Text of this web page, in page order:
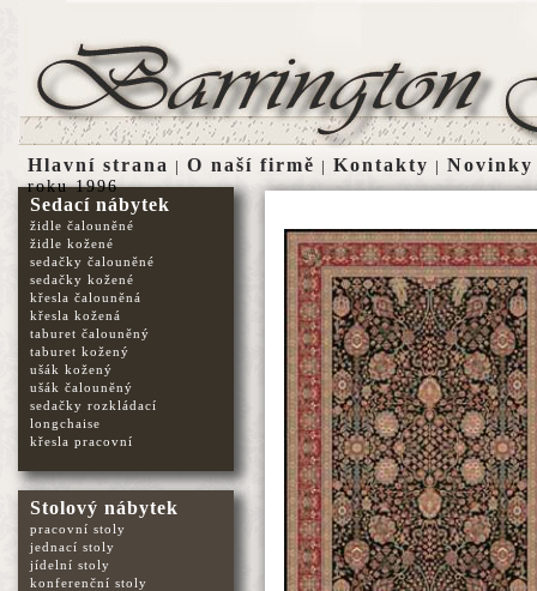
Sedací nábytek
židle čalouněné
židle kožené
sedačky čalouněné
sedačky kožené
křesla čalouněná
křesla kožená
taburet čalouněný
taburet kožený
ušák kožený
ušák čalouněný
sedačky rozkládací
longchaise
křesla pracovní
Stolový nábytek
pracovní stoly
jednací stoly
jídelní stoly
konferenční stoly
Hlavní strana | O naší firmě | Kontakty | Novinky
roku 1996